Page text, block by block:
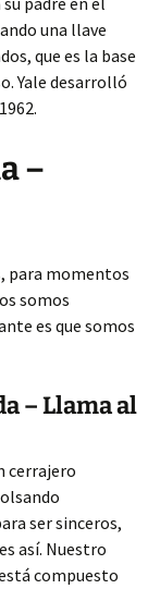
una llave
que es la base
Yale desarrolló
–
para momentos
somos
es que somos
– Llama al
cerrajero
ser sinceros,
así. Nuestro
compuesto